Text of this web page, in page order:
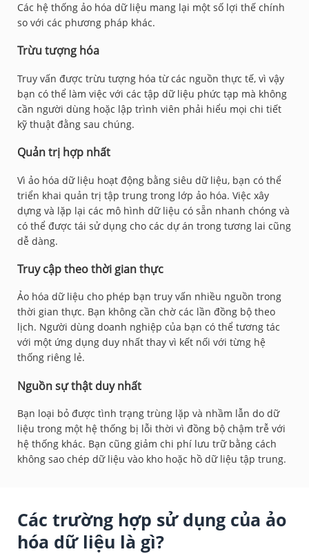
Các hệ thống ảo hóa dữ liệu mang lại một số lợi thế chính
so với các phương pháp khác.
Trừu tượng hóa
Truy vấn được trừu tượng hóa từ các nguồn thực tế, vì vậy
bạn có thể làm việc với các tập dữ liệu phức tạp mà không
cần người dùng hoặc lập trình viên phải hiểu mọi chi tiết
kỹ thuật đằng sau chúng.
Quản trị hợp nhất
Vì ảo hóa dữ liệu hoạt động bằng siêu dữ liệu, bạn có thể
triển khai quản trị tập trung trong lớp ảo hóa. Việc xây
dựng và lặp lại các mô hình dữ liệu có sẵn nhanh chóng và
có thể được tái sử dụng cho các dự án trong tương lai cũng
dễ dàng.
Truy cập theo thời gian thực
Ảo hóa dữ liệu cho phép bạn truy vấn nhiều nguồn trong
thời gian thực. Bạn không cần chờ các lần đồng bộ theo
lịch. Người dùng doanh nghiệp của bạn có thể tương tác
với một ứng dụng duy nhất thay vì kết nối với từng hệ
thống riêng lẻ.
Nguồn sự thật duy nhất
Bạn loại bỏ được tình trạng trùng lặp và nhầm lẫn do dữ
liệu trong một hệ thống bị lỗi thời vì đồng bộ chậm trễ với
hệ thống khác. Bạn cũng giảm chi phí lưu trữ bằng cách
không sao chép dữ liệu vào kho hoặc hồ dữ liệu tập trung.
Các trường hợp sử dụng của ảo
hóa dữ liệu là gì?